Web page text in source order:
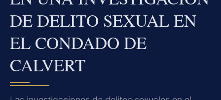
DE DELITO SEXUAL EN
EL CONDADO DE
CALVERT